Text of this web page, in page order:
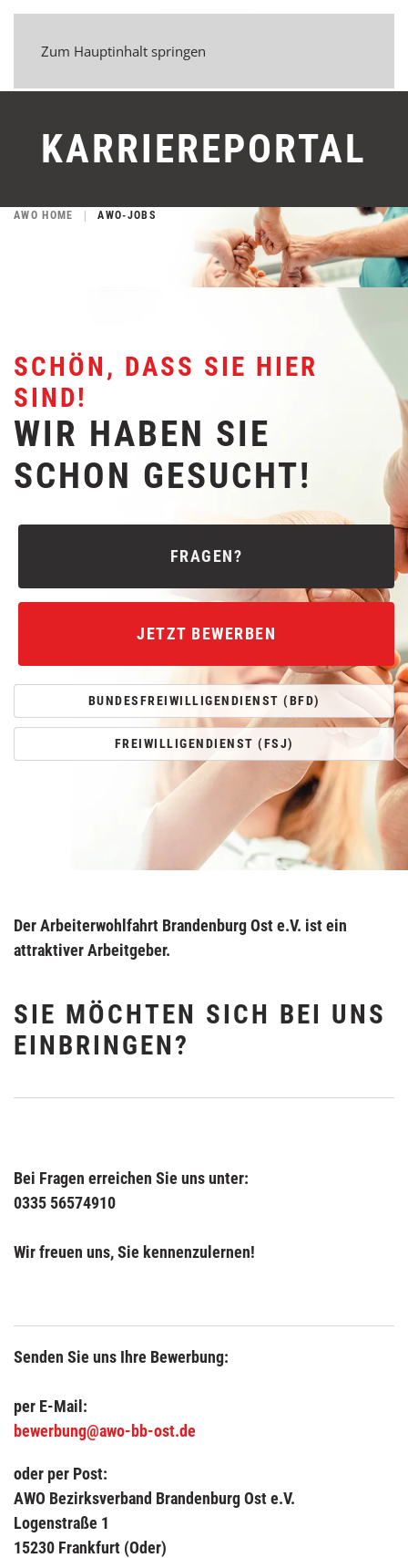
Zum Hauptinhalt springen
KARRIEREPORTAL
AWO HOME AWO-JOBS
SCHÖN, DASS SIE HIER
SIND!
WIR HABEN SIE
SCHON GESUCHT!
FRAGEN?
JETZT BEWERBEN
BUNDESFREIWILLIGENDIENST (BFD)
FREIWILLIGENDIENST (FSJ)
Der Arbeiterwohlfahrt Brandenburg Ost e.V. ist ein
attraktiver Arbeitgeber.
SIE MÖCHTEN SICH BEI UNS
EINBRINGEN?
Bei Fragen erreichen Sie uns unter:
0335 56574910
Wir freuen uns, Sie kennenzulernen!
Senden Sie uns Ihre Bewerbung:
per E-Mail:
bewerbung@awo-bb-ost.de
oder per Post:
AWO Bezirksverband Brandenburg Ost e.V.
Logenstraße 1
15230 Frankfurt (Oder)